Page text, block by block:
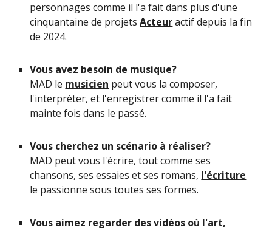
personnages comme il l'a fait dans plus d'une
cinquantaine de projetsActeur actif depuis la fin
de 2024.
Vous avez besoin de musique?
MAD le musicien peut vous la composer,
l'interpréter, et l'enregistrer comme il l'a fait
mainte fois dans le passé.
Vous cherchez un scénario à réaliser?
MAD peut vous l'écrire, tout comme ses
chansons, ses essaies et ses romans, l'écriture
le passionne sous toutes ses formes.
Vous aimez regarder des vidéos où l'art,